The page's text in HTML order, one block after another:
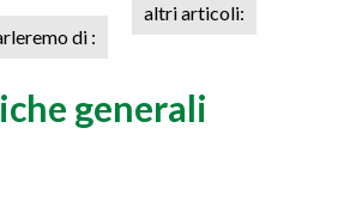
di :
altri articoli:
generali